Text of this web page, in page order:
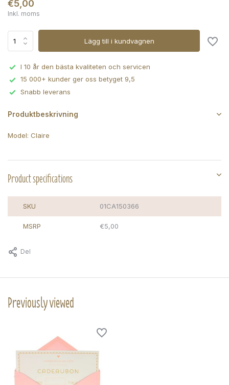
€5,00
Inkl. moms
Lägg till i kundvagnen
I 10 år den bästa kvaliteten och servicen
15 000+ kunder ger oss betyget 9,5
Snabb leverans
Produktbeskrivning
Model: Claire
Product specifications
SKU 01CA150366
MSRP €5,00
Del
Previously viewed